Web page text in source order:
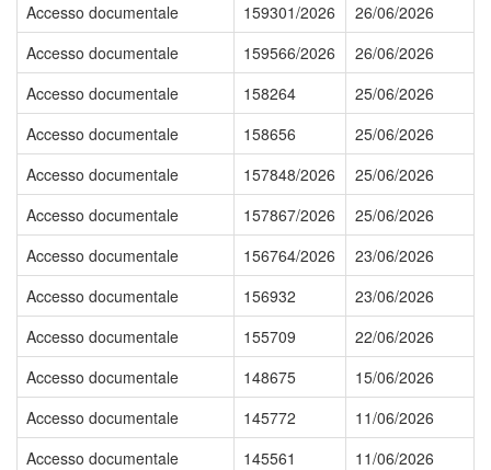
Accesso documentale
159301/2026
26/06/2026
Accesso documentale
159566/2026
26/06/2026
Accesso documentale
158264
25/06/2026
Accesso documentale
158656
25/06/2026
Accesso documentale
157848/2026
25/06/2026
Accesso documentale
157867/2026
25/06/2026
Accesso documentale
156764/2026
23/06/2026
Accesso documentale
156932
23/06/2026
Accesso documentale
155709
22/06/2026
Accesso documentale
148675
15/06/2026
Accesso documentale
145772
11/06/2026
Accesso documentale
145561
11/06/2026